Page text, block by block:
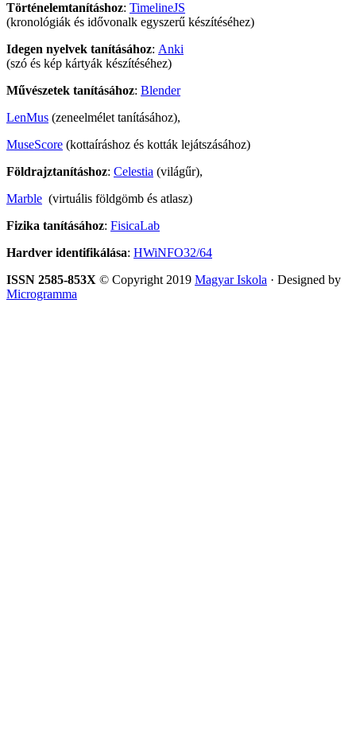
Történelemtanításhoz: TimelineJS
(kronológiák és idővonalk egyszerű készítéséhez)
Idegen nyelvek tanításához: Anki
(szó és kép kártyák készítéséhez)
Művészetek tanításához: Blender
LenMus (zeneelmélet tanításához),
MuseScore (kottaíráshoz és kották lejátszásához)
Földrajztanításhoz: Celestia (világűr),
Marble (virtuális földgömb és atlasz)
Fizika tanításához: FisicaLab
Hardver identifikálása: HWiNFO32/64
ISSN 2585-853X © Copyright 2019 Magyar Iskola · Designed by
Microgramma